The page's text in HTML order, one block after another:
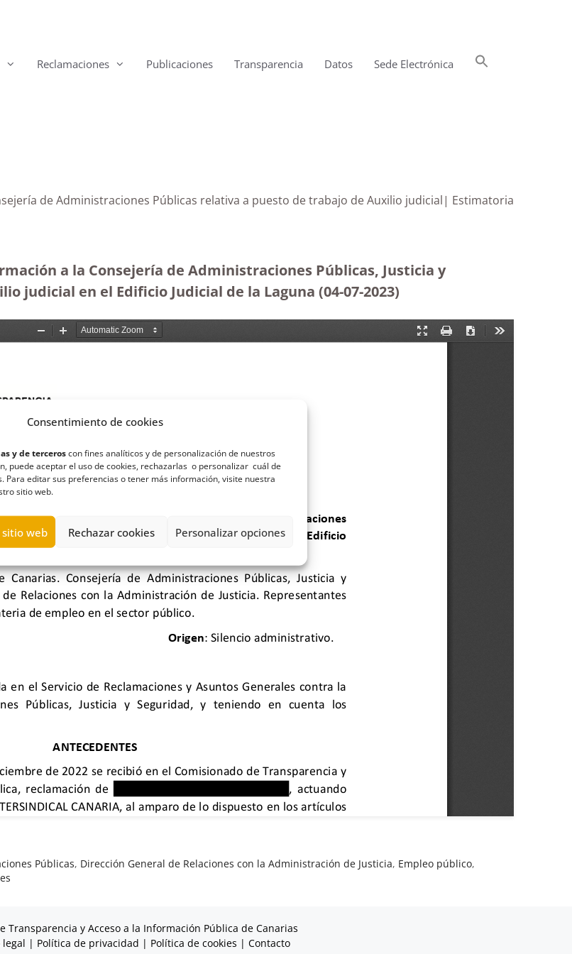
Consentimiento de cookies
y de terceroscon fines analíticos y de personalización de nuestros
puede aceptar el uso de cookies, rechazarlas o personalizar cuál de
Para editar sus preferencias o tener más información, visite nuestra
sitio web.
web Rechazar cookies Personalizar opciones
Reclamaciones Publicaciones Transparencia Datos Sede Electrónica
de Administraciones Públicas relativa a puesto de trabajo de Auxilio judicial| Estimatoria
a la Consejería de Administraciones Públicas, Justicia y
judicial en el Edificio Judicial de la Laguna (04-07-2023)
Públicas, Dirección General de Relaciones con la Administración de Justicia, Empleo público,
Transparencia y Acceso a la Información Pública de Canarias
legal | Política de privacidad | Política de cookies | Contacto